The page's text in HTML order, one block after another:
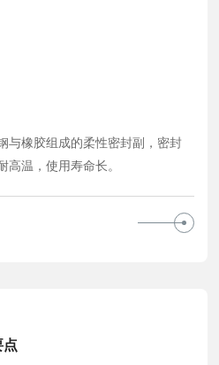
与橡胶组成的柔性密封副，密封
高温，使用寿命长。
点